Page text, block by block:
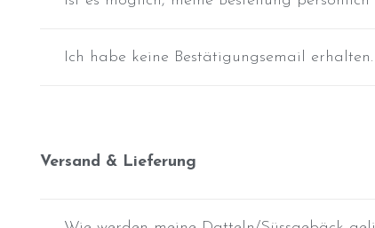
Ich habe keine Bestätigungsemail erhalten.
Versand & Lieferung